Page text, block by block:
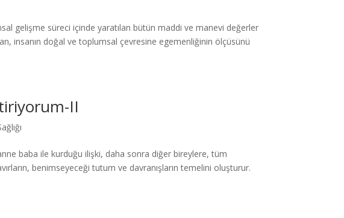
gelişme süreci içinde yaratılan bütün maddi ve manevi değerler
insanın doğal ve toplumsal çevresine egemenliğinin ölçüsünü
II
baba ile kurduğu ilişki, daha sonra diğer bireylere, tüm
benimseyeceği tutum ve davranışların temelini oluşturur.